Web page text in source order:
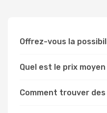
Offrez-vous la
Quel est le prix
Comment trouver des